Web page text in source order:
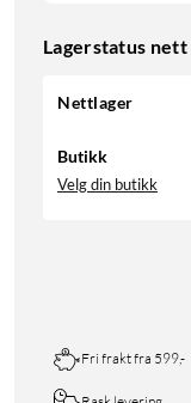
Lagerstatus
Nettlager
Butikk
Velg din butikk
Fri frakt fra 599,-